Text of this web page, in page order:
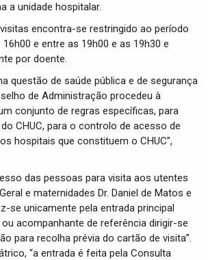
a unidade hospitalar.
encontra-se restringido ao período
e entre as 19h00 e as 19h30 e
por doente.
questão de saúde pública e de segurança
de Administração procedeu à
conjunto de regras específicas, para
CHUC, para o controlo de acesso de
hospitais que constituem o CHUC”,
das pessoas para visita aos utentes
e maternidades Dr. Daniel de Matos e
se unicamente pela entrada principal
acompanhante de referência dirigir-se
para recolha prévia do cartão de visita”.
“a entrada é feita pela Consulta